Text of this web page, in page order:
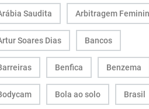
Saudita Arbitragem
Soares Dias Bancos
Benfica Benzema
Bola ao solo Brasil